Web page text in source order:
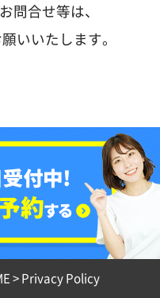
問合せ等は、
いいたします。
>Privacy Policy